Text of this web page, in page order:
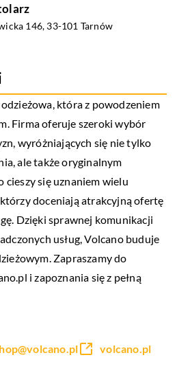
146, 33-101 Tarnów
która z powodzeniem
Firma oferuje szeroki wybór
wyróżniających się nie tylko
ale także oryginalnym
cieszy się uznaniem wielu
doceniają atrakcyjną ofertę
Dzięki sprawnej komunikacji
usług, Volcano buduje
Zapraszamy do
i zapoznania się z pełną
volcano.pl